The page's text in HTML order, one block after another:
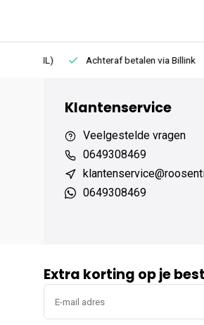
Achteraf betalen via Billink
Klantenservice
Veelgestelde vragen
0649308469
0649308469
Extra korting op je